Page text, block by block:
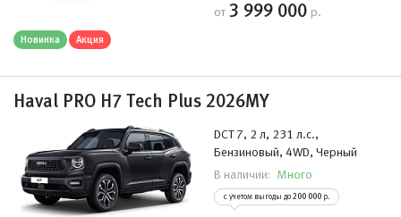
от 3 999 000 р.
Новинка Акция
Haval PRO H7 Tech Plus 2026MY
DCT 7, 2 л, 231 л.с.,
Бензиновый, 4WD, Черный
В наличии: Много
с учетом выгоды до 200 000 р.